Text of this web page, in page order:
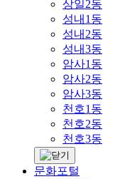
상일2동
성내1동
성내2동
성내3동
암사1동
암사2동
암사3동
천호1동
천호2동
천호3동
문화포털